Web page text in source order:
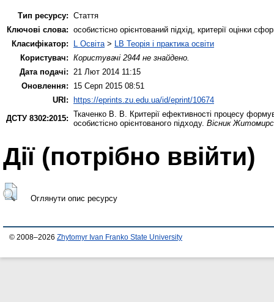
Тип ресурсу: Стаття
Ключові слова: особистісно орієнтований підхід, критерії оцінки
Класифікатор:
L Освіта > LB Теорія і практика освіти
Користувач: Користувачі 2944 не знайдено.
Дата подачі:
21 Лют 2014 11:15
Оновлення:
15 Серп 2015 08:51
URI: https://eprints.zu.edu.ua/id/eprint/10674
ДСТУ 8302:2015: Ткаченко В. В.
Критерії ефективності процесу
особистісно орієнтованого підходу. Вісник
Дії ​​(потрібно ввійти)
Оглянути опис ресурсу
© 2008–2026 Zhytomyr Ivan Franko State University